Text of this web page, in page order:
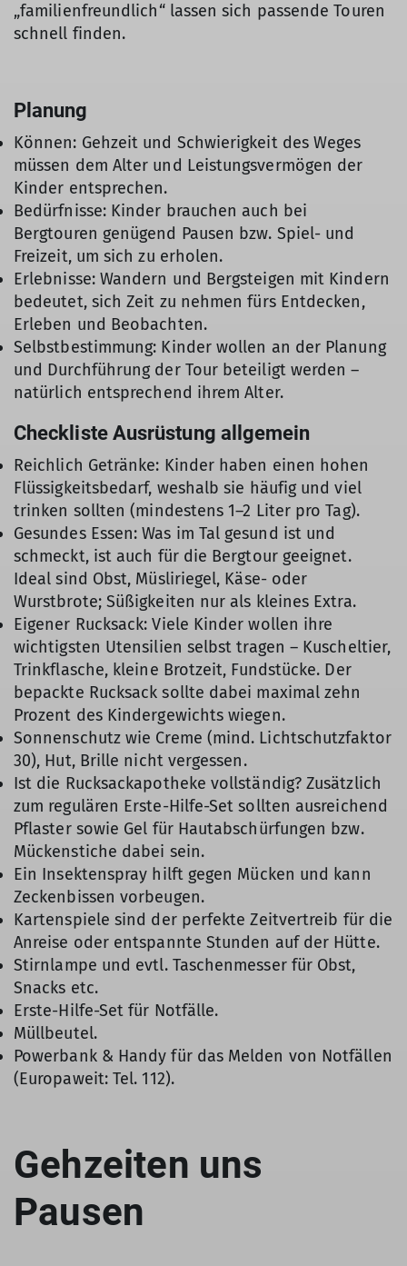
„familienfreundlich“ lassen sich passende Touren
schnell finden.
Planung
Können: Gehzeit und Schwierigkeit des Weges
müssen dem Alter und Leistungsvermögen der
Kinder entsprechen.
Bedürfnisse: Kinder brauchen auch bei
Bergtouren genügend Pausen bzw. Spiel- und
Freizeit, um sich zu erholen.
Erlebnisse: Wandern und Bergsteigen mit Kindern
bedeutet, sich Zeit zu nehmen fürs Entdecken,
Erleben und Beobachten.
Selbstbestimmung: Kinder wollen an der Planung
und Durchführung der Tour beteiligt werden –
natürlich entsprechend ihrem Alter.
Checkliste Ausrüstung allgemein
Reichlich Getränke: Kinder haben einen hohen
Flüssigkeitsbedarf, weshalb sie häufig und viel
trinken sollten (mindestens 1–2 Liter pro Tag).
Gesundes Essen: Was im Tal gesund ist und
schmeckt, ist auch für die Bergtour geeignet.
Ideal sind Obst, Müsliriegel, Käse- oder
Wurstbrote; Süßigkeiten nur als kleines Extra.
Eigener Rucksack: Viele Kinder wollen ihre
wichtigsten Utensilien selbst tragen – Kuscheltier,
Trinkflasche, kleine Brotzeit, Fundstücke. Der
bepackte Rucksack sollte dabei maximal zehn
Prozent des Kindergewichts wiegen.
Sonnenschutz wie Creme (mind. Lichtschutzfaktor
30), Hut, Brille nicht vergessen.
Ist die Rucksackapotheke vollständig? Zusätzlich
zum regulären Erste-Hilfe-Set sollten ausreichend
Pflaster sowie Gel für Hautabschürfungen bzw.
Mückenstiche dabei sein.
Ein Insektenspray hilft gegen Mücken und kann
Zeckenbissen vorbeugen.
Kartenspiele sind der perfekte Zeitvertreib für die
Anreise oder entspannte Stunden auf der Hütte.
Stirnlampe und evtl. Taschenmesser für Obst,
Snacks etc.
Erste-Hilfe-Set für Notfälle.
Müllbeutel.
Powerbank & Handy für das Melden von Notfällen
(Europaweit: Tel. 112).
Gehzeiten uns
Pausen